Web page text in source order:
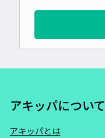
アキッパについて
アキッパとは